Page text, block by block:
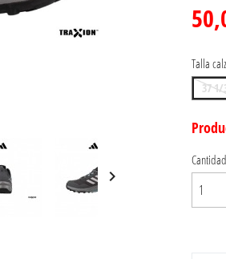

Talla
37 1/
Cantidad